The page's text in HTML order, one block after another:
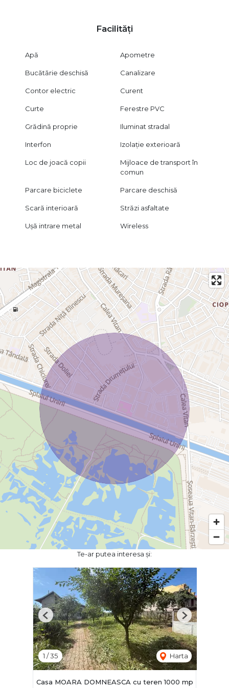
Facilități
Apă Apometre
Bucătărie deschisă Canalizare
Contor electric Curent
Curte Ferestre PVC
Grădină proprie Iluminat stradal
Interfon Izolație exterioară
Loc de joacă copii
Mijloace de transport în
comun
Parcare biciclete Parcare deschisă
Scară interioară Străzi asfaltate
Ușă intrare metal Wireless
Te-ar putea interesa și:
1 /35 Harta
Previous Next
Casa MOARA DOMNEASCA cu teren 1000 mp